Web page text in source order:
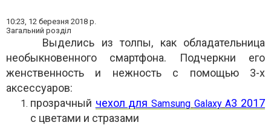
10:23, 12 березня 2018 р.
Загальний розділ
Выделись из толпы, как обладательница
необыкновенного смартфона. Подчеркни его
женственность и нежность с помощью 3-х
аксессуаров:
прозрачный чехол дляSamsung Galaxy A3 2017
с цветами и стразами